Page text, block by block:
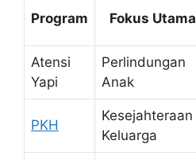
Program Fokus Utama
Atensi
Yapi
Perlindungan
Anak
PKH
Kesejahteraan
Keluarga